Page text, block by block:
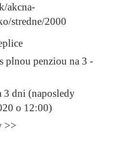
akcna-
stredne/2000
plnou penziou na 3 -
3 dni (naposledy
o 12:00)
>>